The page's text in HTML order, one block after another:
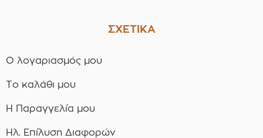
ΣΧΕΤΙΚΑ
Ο λογαριασμός μου
Το καλάθι μου
Η Παραγγελία μου
Ηλ. Επίλυση Διαφορών